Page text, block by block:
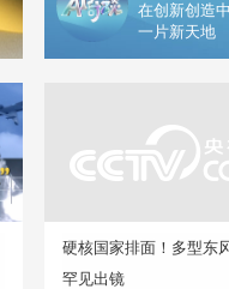
在创新创造
一片新天地
硬核国家排面！多型东
罕见出镜